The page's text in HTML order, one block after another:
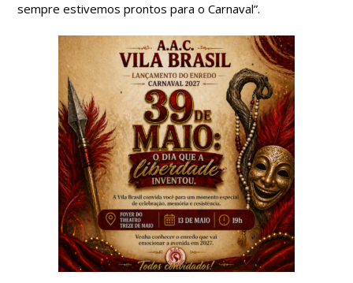
sempre estivemos prontos para o Carnaval”.